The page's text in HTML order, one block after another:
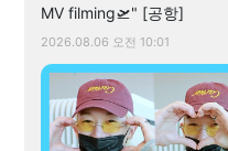
MV filming🛫" [공항]
2026.08.06 오전 10:01